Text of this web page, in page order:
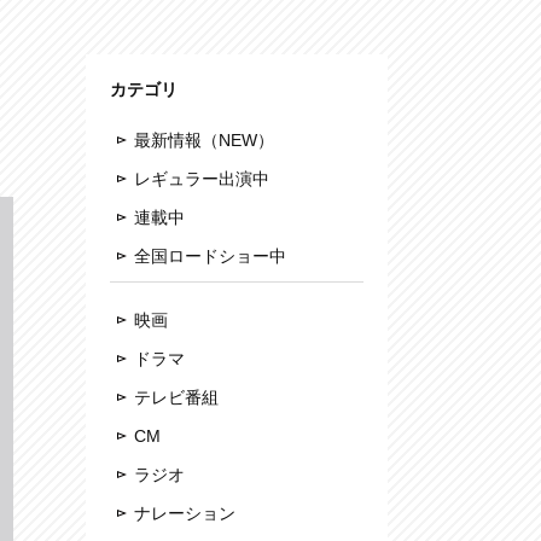
カテゴリ
最新情報（NEW）
レギュラー出演中
連載中
全国ロードショー中
映画
ドラマ
テレビ番組
CM
ラジオ
ナレーション